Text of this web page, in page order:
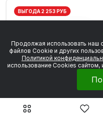
ВЫГОДА 2 253 РУБ
Продолжая использовать наш
файлов Сookie и других
Политикой
использование Cookies сайтом,